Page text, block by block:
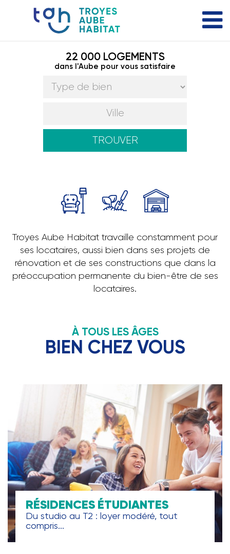
22 000 LOGEMENTS
dans l'Aube pour vous satisfaire
TROUVER
Troyes Aube Habitat travaille constamment pour
ses locataires, aussi bien dans ses projets de
rénovation et de ses constructions que dans la
préoccupation permanente du bien-être de ses
locataires.
À TOUS LES ÂGES
BIEN CHEZ VOUS
RÉSIDENCES ÉTUDIANTES
Du studio au T2 : loyer modéré, tout
compris...